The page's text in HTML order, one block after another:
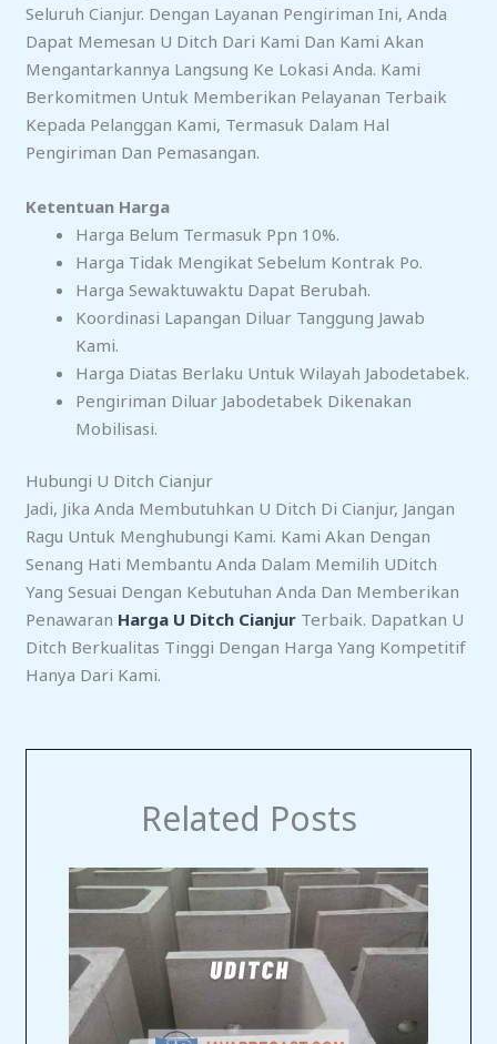
Seluruh Cianjur. Dengan Layanan Pengiriman Ini, Anda
Dapat Memesan U Ditch Dari Kami Dan Kami Akan
Mengantarkannya Langsung Ke Lokasi Anda. Kami
Berkomitmen Untuk Memberikan Pelayanan Terbaik
Kepada Pelanggan Kami, Termasuk Dalam Hal
Pengiriman Dan Pemasangan.
Ketentuan Harga
Harga Belum Termasuk Ppn 10%.
Harga Tidak Mengikat Sebelum Kontrak Po.
Harga Sewaktuwaktu Dapat Berubah.
Koordinasi Lapangan Diluar Tanggung Jawab
Kami.
Harga Diatas Berlaku Untuk Wilayah Jabodetabek.
Pengiriman Diluar Jabodetabek Dikenakan
Mobilisasi.
Hubungi U Ditch Cianjur
Jadi, Jika Anda Membutuhkan U Ditch Di Cianjur, Jangan
Ragu Untuk Menghubungi Kami. Kami Akan Dengan
Senang Hati Membantu Anda Dalam Memilih UDitch
Yang Sesuai Dengan Kebutuhan Anda Dan Memberikan
Penawaran Harga U Ditch Cianjur Terbaik. Dapatkan U
Ditch Berkualitas Tinggi Dengan Harga Yang Kompetitif
Hanya Dari Kami.
Related Posts